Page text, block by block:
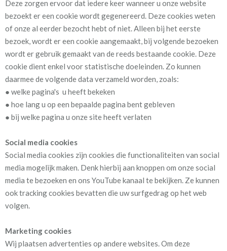
Deze zorgen ervoor dat iedere keer wanneer u onze website
bezoekt er een cookie wordt gegenereerd. Deze cookies weten
of onze al eerder bezocht hebt of niet. Alleen bij het eerste
bezoek, wordt er een cookie aangemaakt, bij volgende bezoeken
wordt er gebruik gemaakt van de reeds bestaande cookie. Deze
cookie dient enkel voor statistische doeleinden. Zo kunnen
daarmee de volgende data verzameld worden, zoals:
● welke pagina's u heeft bekeken
● hoe lang u op een bepaalde pagina bent gebleven
● bij welke pagina u onze site heeft verlaten
Social media cookies
Social media cookies zijn cookies die functionaliteiten van social
media mogelijk maken. Denk hierbij aan knoppen om onze social
media te bezoeken en ons YouTube kanaal te bekijken. Ze kunnen
ook tracking cookies bevatten die uw surfgedrag op het web
volgen.
Marketing cookies
Wij plaatsen advertenties op andere websites. Om deze